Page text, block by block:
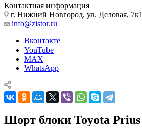
Контактная информация
г. Нижний Новгород, ул. Деловая, 7к1
info@zistor.ru
Вконтакте
YouTube
MAX
WhatsApp
Шорт блоки Toyota Prius